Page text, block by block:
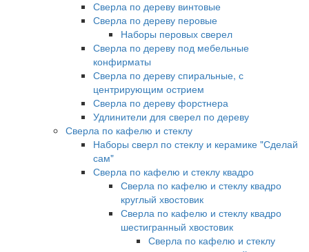
Сверла по дереву винтовые
Сверла по дереву перовые
Наборы перовых сверел
Сверла по дереву под мебельные
конфирматы
Сверла по дереву спиральные, с
центрирующим острием
Сверла по дереву форстнера
Удлинители для сверел по дереву
Сверла по кафелю и стеклу
Наборы сверл по стеклу и керамике "Сделай
сам"
Сверла по кафелю и стеклу квадро
Сверла по кафелю и стеклу квадро
круглый хвостовик
Сверла по кафелю и стеклу квадро
шестигранный хвостовик
Сверла по кафелю и стеклу